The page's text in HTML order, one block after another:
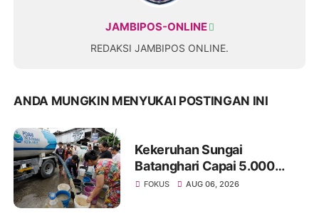
JAMBIPOS-ONLINE
REDAKSI JAMBIPOS ONLINE.
ANDA MUNGKIN MENYUKAI POSTINGAN INI
Kekeruhan Sungai
Batanghari Capai 5.000
NTU, Distribusi Air PDAM
FOKUS AUG 06, 2026